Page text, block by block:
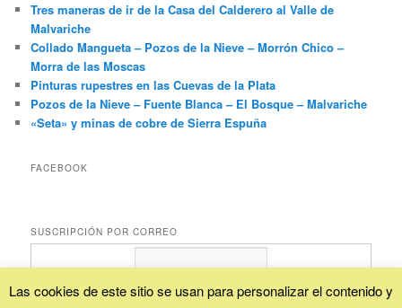
Tres maneras de ir de la Casa del Calderero al Valle de
Malvariche
Collado Mangueta – Pozos de la Nieve – Morrón Chico –
Morra de las Moscas
Pinturas rupestres en las Cuevas de la Plata
Pozos de la Nieve – Fuente Blanca – El Bosque – Malvariche
«Seta» y minas de cobre de Sierra Espuña
FACEBOOK
SUSCRIPCIÓN POR CORREO
Las cookies de este sitio se usan para personalizar el contenido y